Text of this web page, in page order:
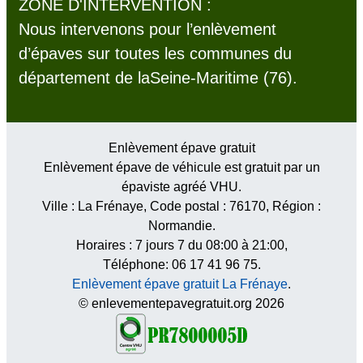
ZONE D'INTERVENTION :
Nous intervenons pour l’enlèvement
d’épaves sur toutes les communes du
département de laSeine-Maritime (76).
Enlèvement épave gratuit
Enlèvement épave de véhicule est gratuit par un
épaviste agréé VHU.
Ville : La Frénaye, Code postal : 76170, Région :
Normandie.
Horaires : 7 jours 7 du 08:00 à 21:00,
Téléphone: 06 17 41 96 75.
Enlèvement épave gratuit La Frénaye.
© enlevementepavegratuit.org 2026